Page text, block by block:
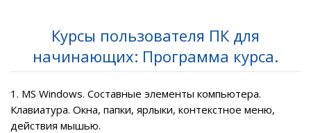
Курсы пользователя ПК для
начинающих: Программа курса.
1. MS Wіndows. Составные элементы компьютера.
Клавиатура. Окна, папки, ярлыки, контекстное меню,
действия мышью.